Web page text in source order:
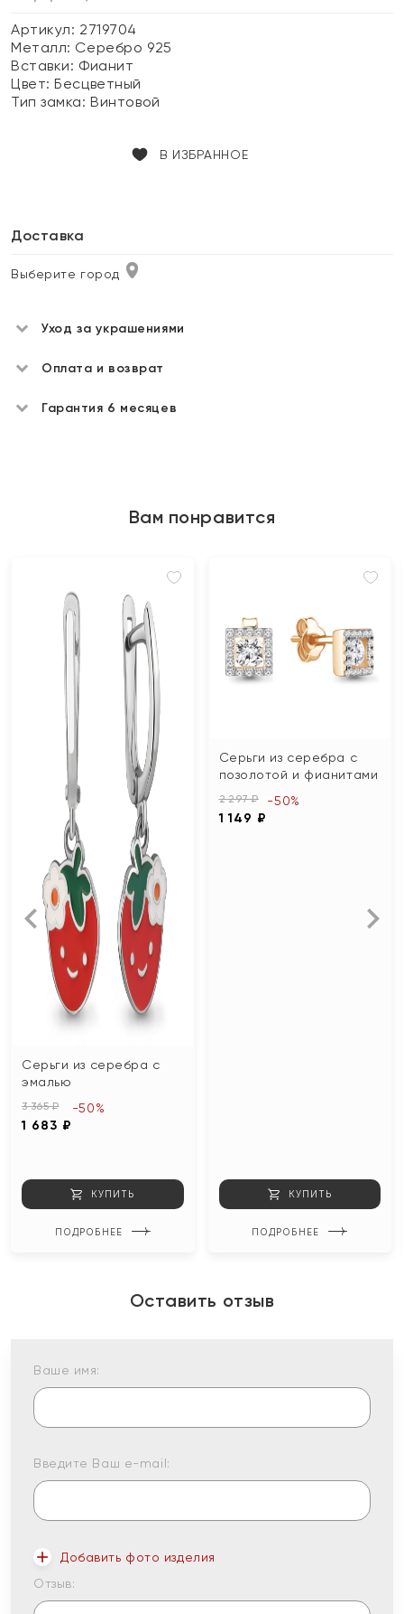
Артикул: 2719704
Металл: Серебро 925
Вставки: Фианит
Цвет:Бесцветный
Тип замка:Винтовой
В ИЗБРАННОЕ
Доставка
Выберите город
Уход за украшениями
Оплата и возврат
Гарантия 6 месяцев
Вам понравится
Серьги из серебра с
эмалью
3 365 ₽
1 683 ₽
-50%
КУПИТЬ
ПОДРОБНЕЕ
Серьги из серебра с
позолотой и фианитами
2 297 ₽
1 149 ₽
-50%
КУПИТЬ
ПОДРОБНЕЕ
Оставить отзыв
Ваше имя:
Введите Ваш e-mail:
Добавить фото изделия
Отзыв: